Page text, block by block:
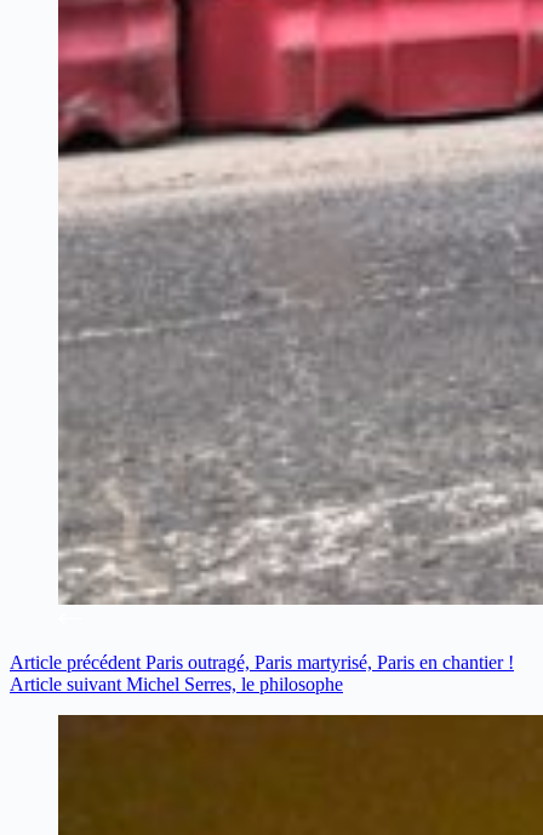
Article précédent Paris outragé, Paris martyrisé, Paris en chantier !
Article suivant Michel Serres, le philosophe